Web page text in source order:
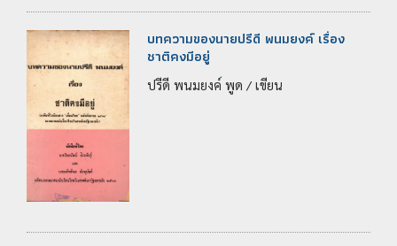
บทความของนายปรีดี พนมยงค์ เรื่อง
ชาติคงมีอยู่
ปรีดี พนมยงค์ พูด / เขียน